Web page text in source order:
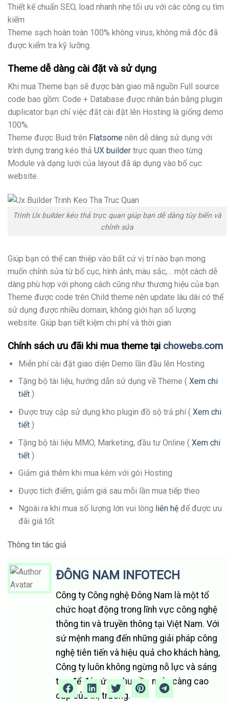
Thiết kế chuẩn SEO, load nhanh nhẹ tối ưu với các công cụ tìm
kiếm
Theme sạch hoàn toàn 100% không virus, không mã độc đã
được kiểm tra kỹ lưỡng.
Theme dễ dàng cài đặt và sử dụng
Khi mua Theme bạn sẽ được bàn giao mã nguồn Full source
code bao gồm: Code + Database được nhân bản bằng plugin
duplicator bạn chỉ việc đăt cài đặt lên Hosting là giống demo
100%.
Theme được Buid trên Flatsome nên dễ dàng sử dụng với
trình dựng trang kéo thả UX builder trực quan theo từng
Module và dạng lưới của layout đã áp dụng vào bố cục
website.
Trình Ux builder kéo thả trực quan giúp bạn dễ dàng tùy biến và
chỉnh sửa
Giúp bạn có thể can thiệp vào bất cứ vị trí nào bạn mong
muốn chỉnh sửa từ bố cục, hình ảnh, màu sắc,… một cách dễ
dàng phù hợp với phong cách cũng như thương hiệu của bạn.
Theme được code trên Child theme nên update lâu dài có thể
sử dụng được nhiều domain, không giới hạn số lượng
website. Giúp bạn tiết kiệm chi phí và thời gian
Chính sách ưu đãi khi mua theme tại chowebs.com
Miễn phí cài đặt giao diện Demo lần đầu lên Hosting
Tặng bộ tài liệu, hướng dẫn sử dụng về Theme ( Xem chi
tiết)
Được truy cập sử dụng kho plugin đồ sộ trả phí ( Xem chi
tiết)
Tặng bộ tài liệu MMO, Marketing, đầu tư Online ( Xem chi
tiết)
Giảm giá thêm khi mua kèm với gói Hosting
Được tích điểm, giảm giá sau mỗi lần mua tiếp theo
Ngoài ra khi mua số lượng lớn vui lòng liên hệđể được ưu
đãi giá tốt
Thông tin tác giả
ĐÔNG NAM INFOTECH
Công ty Công nghệ Đông Nam là một tổ
chức hoạt động trong lĩnh vực công nghệ
thông tin và truyền thông tại Việt Nam. Với
sứ mệnh mang đến những giải pháp công
nghệ tiên tiến và hiệu quả cho khách hàng,
Công ty luôn không ngừng nỗ lực và sáng
tạo để đáp ứng nhu cầu ngày càng cao
cấp của thị trường.